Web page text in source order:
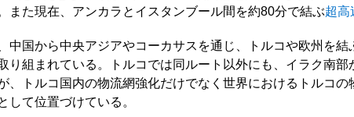
また現在、アンカラとイスタンブール間を約80分で結ぶ超高
中国から中央アジアやコーカサスを通じ、トルコや欧州を
り組まれている。トルコでは同ルート以外にも、イラク南
、トルコ国内の物流網強化だけでなく世界におけるトルコ
して位置づけている。